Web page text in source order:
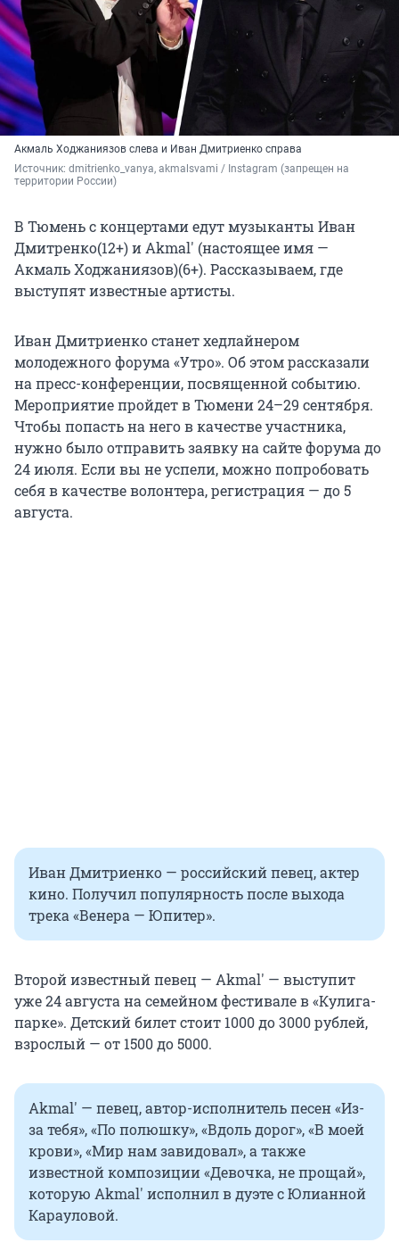
Акмаль Ходжаниязов слева и Иван Дмитриенко справа
Источник: dmitrienko_vanya, akmalsvami / Instagram (запрещен на
территории России)
В Тюмень с концертами едут музыканты Иван
Дмитренко(12+) и Akmal' (настоящее имя —
Акмаль Ходжаниязов)(6+). Рассказываем, где
выступят известные артисты.
Иван Дмитриенко станет хедлайнером
молодежного форума «Утро». Об этом рассказали
на пресс-конференции, посвященной событию.
Мероприятие пройдет в Тюмени 24–29 сентября.
Чтобы попасть на него в качестве участника,
нужно было отправить заявку на сайте форума до
24 июля. Если вы не успели, можно попробовать
себя в качестве волонтера, регистрация — до 5
августа.
Иван Дмитриенко — российский певец, актер
кино. Получил популярность после выхода
трека «Венера — Юпитер».
Второй известный певец — Akmal' — выступит
уже 24 августа на семейном фестивале в «Кулига-
парке». Детский билет стоит 1000 до 3000 рублей,
взрослый — от 1500 до 5000.
Akmal' — певец, автор-исполнитель песен «Из-
за тебя», «По полюшку», «Вдоль дорог», «В моей
крови», «Мир нам завидовал», а также
известной композиции «Девочка, не прощай»,
которую Akmal' исполнил в дуэте с Юлианной
Карауловой.